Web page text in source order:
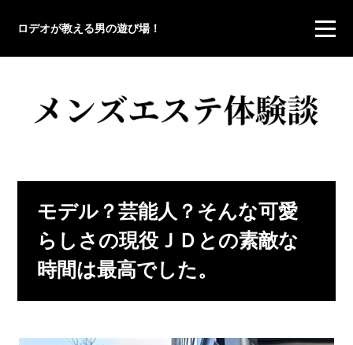
ロデオが教える男の遊び場！
モデル？芸能人？そんな可愛
らしさの現役ＪＤとの素敵な
時間は最高でした。